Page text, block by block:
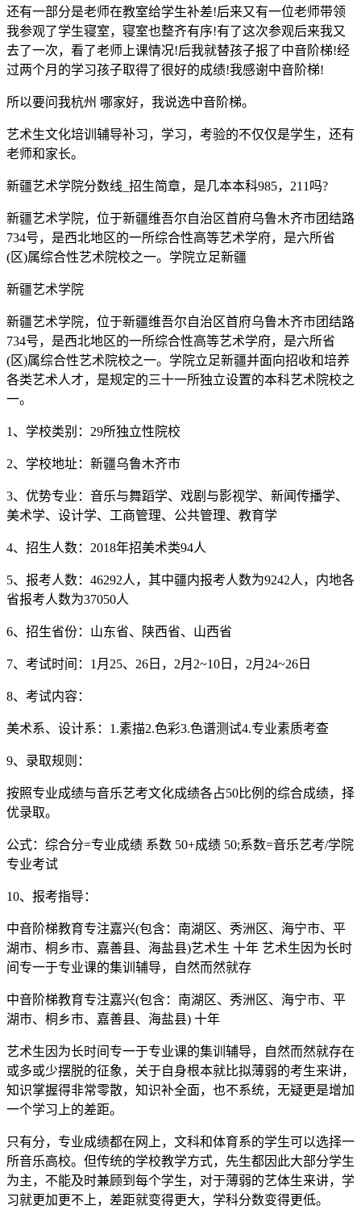
还有一部分是老师在教室给学生补差!后来又有一位老师带领
我参观了学生寝室，寝室也整齐有序!有了这次参观后来我又
去了一次，看了老师上课情况!后我就替孩子报了中音阶梯!经
过两个月的学习孩子取得了很好的成绩!我感谢中音阶梯!
所以要问我杭州 哪家好，我说选中音阶梯。
艺术生文化培训辅导补习，学习，考验的不仅仅是学生，还有
老师和家长。
新疆艺术学院分数线_招生简章，是几本本科985，211吗?
新疆艺术学院，位于新疆维吾尔自治区首府乌鲁木齐市团结路
734号，是西北地区的一所综合性高等艺术学府，是六所省
(区)属综合性艺术院校之一。学院立足新疆
新疆艺术学院
新疆艺术学院，位于新疆维吾尔自治区首府乌鲁木齐市团结路
734号，是西北地区的一所综合性高等艺术学府，是六所省
(区)属综合性艺术院校之一。学院立足新疆并面向招收和培养
各类艺术人才，是规定的三十一所独立设置的本科艺术院校之
一。
1、学校类别：29所独立性院校
2、学校地址：新疆乌鲁木齐市
3、优势专业：音乐与舞蹈学、戏剧与影视学、新闻传播学、
美术学、设计学、工商管理、公共管理、教育学
4、招生人数：2018年招美术类94人
5、报考人数：46292人，其中疆内报考人数为9242人，内地各
省报考人数为37050人
6、招生省份：山东省、陕西省、山西省
7、考试时间：1月25、26日，2月2~10日，2月24~26日
8、考试内容：
美术系、设计系：1.素描2.色彩3.色谱测试4.专业素质考查
9、录取规则：
按照专业成绩与音乐艺考文化成绩各占50比例的综合成绩，择
优录取。
公式：综合分=专业成绩 系数 50+成绩 50;系数=音乐艺考/学院
专业考试
10、报考指导：
中音阶梯教育专注嘉兴(包含：南湖区、秀洲区、海宁市、平
湖市、桐乡市、嘉善县、海盐县)艺术生 十年 艺术生因为长时
间专一于专业课的集训辅导，自然而然就存
中音阶梯教育专注嘉兴(包含：南湖区、秀洲区、海宁市、平
湖市、桐乡市、嘉善县、海盐县) 十年
艺术生因为长时间专一于专业课的集训辅导，自然而然就存在
或多或少摆脱的征象，关于自身根本就比拟薄弱的考生来讲，
知识掌握得非常零散，知识补全面，也不系统，无疑更是增加
一个学习上的差距。
只有分，专业成绩都在网上，文科和体育系的学生可以选择一
所音乐高校。但传统的学校教学方式，先生都因此大部分学生
为主，不能及时兼顾到每个学生，对于薄弱的艺体生来讲，学
习就更加更不上，差距就变得更大，学科分数变得更低。